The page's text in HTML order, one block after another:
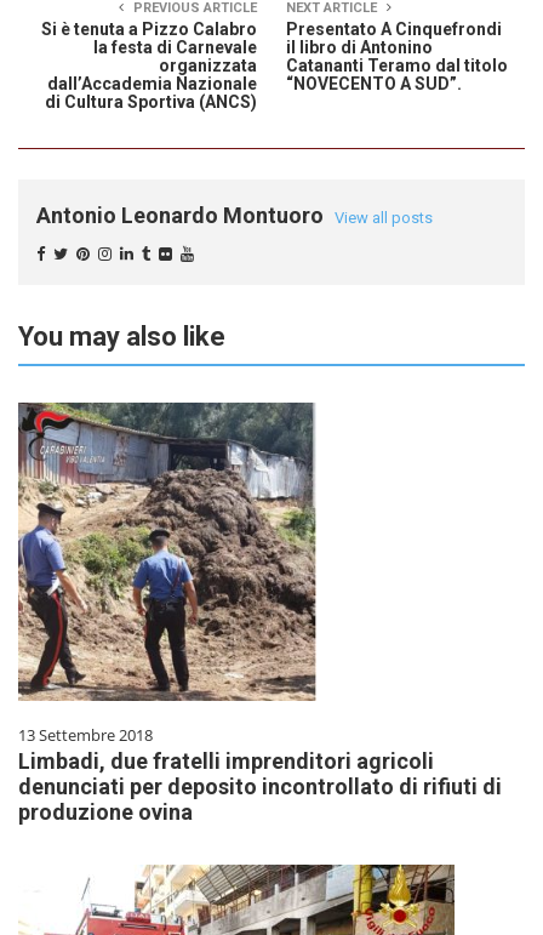
PREVIOUS ARTICLE
Si è tenuta a Pizzo Calabro
la festa di Carnevale
organizzata
dall’Accademia Nazionale
di Cultura Sportiva (ANCS)
NEXT ARTICLE
Presentato A Cinquefrondi
il libro di Antonino
Catananti Teramo dal titolo
“NOVECENTO A SUD”.
Antonio Leonardo Montuoro View all posts
You may also like
13 Settembre 2018
Limbadi, due fratelli imprenditori agricoli
denunciati per deposito incontrollato di rifiuti di
produzione ovina